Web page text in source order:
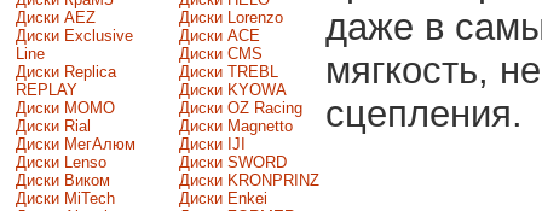
Диски AEZ
Диски Exclusive
Line
Диски Replica
REPLAY
Диски MOMO
Диски Rial
Диски МегАлюм
Диски Lenso
Диски Виком
Диски MiTech
Диски Lorenzo
Диски ACE
Диски CMS
Диски TREBL
Диски KYOWA
Диски OZ Racing
Диски Magnetto
Диски IJI
Диски SWORD
Диски KRONPRINZ
Диски Enkei
даже в
мягкость,
сцепления.